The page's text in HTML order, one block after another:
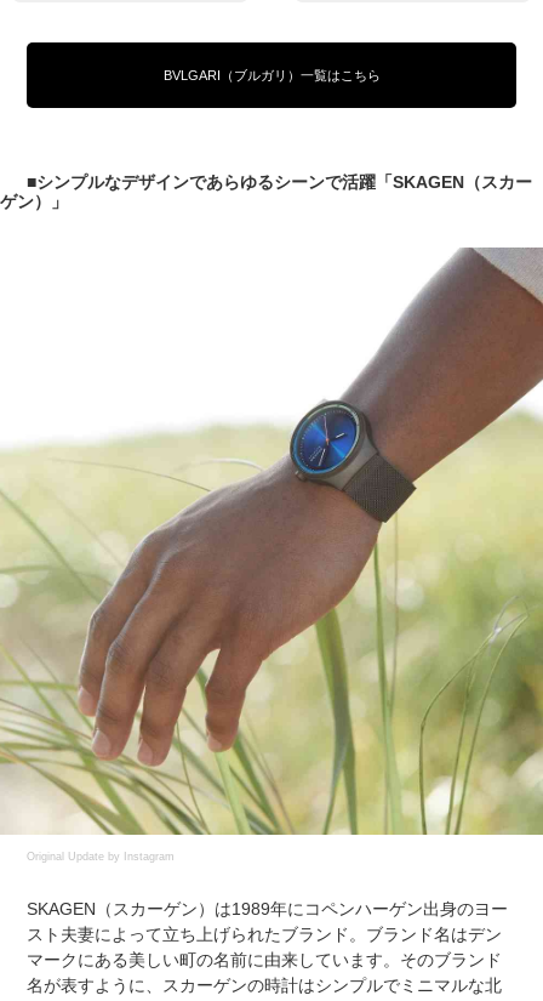
BVLGARI（ブルガリ）一覧はこちら
■シンプルなデザインであらゆるシーンで活躍「SKAGEN（スカー
ゲン）」
Original Update by Instagram
SKAGEN（スカーゲン）は1989年にコペンハーゲン出身のヨー
スト夫妻によって立ち上げられたブランド。ブランド名はデン
マークにある美しい町の名前に由来しています。そのブランド
名が表すように、スカーゲンの時計はシンプルでミニマルな北